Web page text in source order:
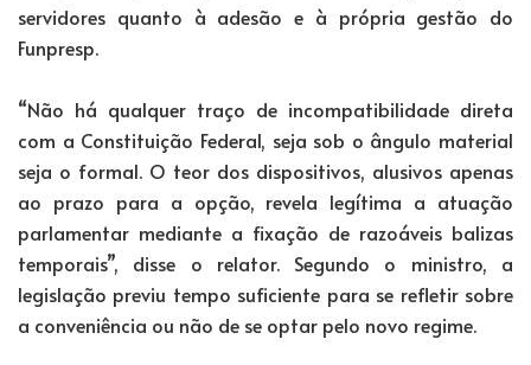
servidores quanto à adesão e à própria gestão do
Funpresp.
“Não há qualquer traço de incompatibilidade direta
com a Constituição Federal, seja sob o ângulo material
seja o formal. O teor dos dispositivos, alusivos apenas
ao prazo para a opção, revela legítima a atuação
parlamentar mediante a fixação de razoáveis balizas
temporais”, disse o relator. Segundo o ministro, a
legislação previu tempo suficiente para se refletir sobre
a conveniência ou não de se optar pelo novo regime.